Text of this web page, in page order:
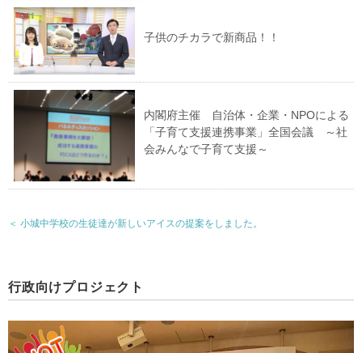
子供のチカラで新商品！！
内閣府主催 自治体・企業・NPOによる
「子育て支援連携事業」全国会議 ～社
会みんなで子育て支援～
＜ 小城中学校の生徒達が新しいアイスの提案をしました。
行政向けプロジェクト